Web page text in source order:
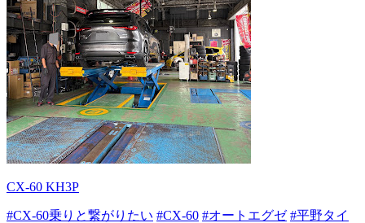
CX-60 KH3P
#CX-60乗りと繋がりたい #CX-60 #オートエグゼ #平野タイ